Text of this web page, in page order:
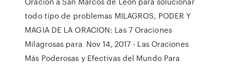
todo tipo de problemas MILAGROS, PODER Y
MAGIA DE LA ORACION: Las 7 Oraciones
Milagrosas para Nov 14, 2017 - Las Oraciones
Más Poderosas y Efectivas del Mundo Para